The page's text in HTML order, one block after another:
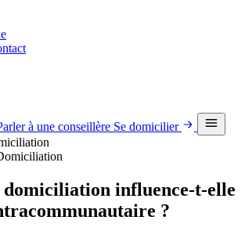
à une conseillère Se domicilier
domiciliation influence-t-elle
?